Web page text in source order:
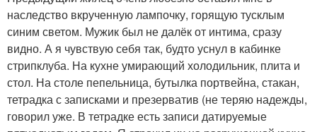
наследство вкрученную лампочку, горящую тусклым
синим светом. Мужик был не далёк от интима, сразу
видно. А я чувствую себя так, будто уснул в кабинке
стрипклуба. На кухне умирающий холодильник, плита и
стол. На столе пепельница, бутылка портвейна, стакан,
тетрадка с записками и презерватив (не теряю надежды,
говорил уже. В тетрадке есть записи датируемые